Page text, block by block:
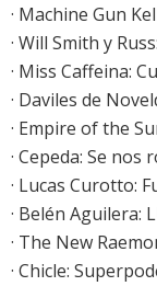
· Machine Gun
· Will Smith y
· Miss Caffeina:
· Daviles de
· Empire of the
· Cepeda: Se nos
· Lucas Curotto:
· Belén Aguilera:
· The New
· Chicle: